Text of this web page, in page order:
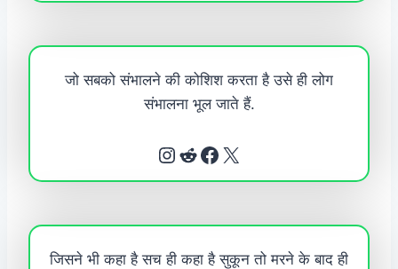
जो सबको संभालने की कोशिश करता है उसे ही लोग
संभालना भूल जाते हैं.
Instagram Reddit Facebook X
जिसने भी कहा है सच ही कहा है सुकून तो मरने के बाद ही